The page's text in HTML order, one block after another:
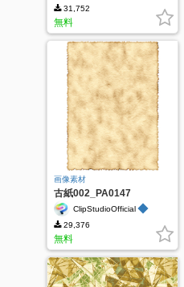
31,752
無料
画像素材
古紙002_PA0147
ClipStudioOfficial ◆
29,376
無料